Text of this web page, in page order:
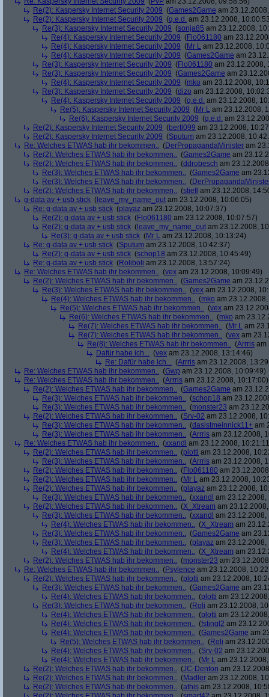
Re(2): Kaspersky Internet Security 2009 (Games2Game am
Re(2): Kaspersky Internet Security 2009 (q.e.d. am 23.12.2008,
Re(3): Kaspersky Internet Security 2009 (sonja85 am 23.12.2008,
Re(4): Kaspersky Internet Security 2009 (Flo061180 am
Re(4): Kaspersky Internet Security 2009 (Mr L am 23.12.2008,
Re(4): Kaspersky Internet Security 2009 (Games2Game am
Re(3): Kaspersky Internet Security 2009 (Flo061180 am 23.12.2008,
Re(3): Kaspersky Internet Security 2009 (Games2Game am
Re(4): Kaspersky Internet Security 2009 (mko am 23.12.2008,
Re(3): Kaspersky Internet Security 2009 (dizo am 23.12.2008,
Re(4): Kaspersky Internet Security 2009 (q.e.d. am 23.12.2008,
Re(5): Kaspersky Internet Security 2009 (Mr L am 23.12.2008,
Re(6): Kaspersky Internet Security 2009 (q.e.d. am
Re(2): Kaspersky Internet Security 2009 (bertl099 am 23.12.2008,
Re(2): Kaspersky Internet Security 2009 (Sputum am 23.12.2008,
Re: Welches ETWAS hab ihr bekommen.. (DerPropagandaMinister am
Re(2): Welches ETWAS hab ihr bekommen.. (Games2Game am
Re(2): Welches ETWAS hab ihr bekommen.. (ddrobesch am
Re(3): Welches ETWAS hab ihr bekommen.. (Games2Game am
Re(3): Welches ETWAS hab ihr bekommen.. (
Re(2): Welches ETWAS hab ihr bekommen.. (stiefl am 23.12.2008,
g-data av + usb stick ( leave_my_name_out am 23.12.2008, 10:06:05)
Re: g-data av + usb stick (playaz am 23.12.2008, 10:07:37)
Re(2): g-data av + usb stick (Flo061180 am 23.12.2008, 10:07:57)
Re(2): g-data av + usb stick ( leave_my_name_out am 23.12.2008,
Re(3): g-data av + usb stick (Mr L am 23.12.2008, 10:13:24)
Re: g-data av + usb stick (Sputum am 23.12.2008, 10:42:37)
Re(2): g-data av + usb stick (schop18 am 23.12.2008, 10:45:49)
Re: g-data av + usb stick (Roliboli am 23.12.2008, 13:57:24)
Re: Welches ETWAS hab ihr bekommen.. (vex am 23.12.2008, 10:09:49)
Re(2): Welches ETWAS hab ihr bekommen.. (Games2Game am
Re(3): Welches ETWAS hab ihr bekommen.. (vex am 23.12.2008,
Re(4): Welches ETWAS hab ihr bekommen.. (mko am
Re(5): Welches ETWAS hab ihr bekommen.. (vex am
Re(6): Welches ETWAS hab ihr bekommen.. (mko am
Re(7): Welches ETWAS hab ihr bekommen.. (Mr L am
Re(7): Welches ETWAS hab ihr bekommen.. (vex am
Re(8): Welches ETWAS hab ihr bekommen.. (Arrris am
Dafür habe ich... (vex am 23.12.2008, 13:14:46)
Re: Dafür habe ich... (Arrris am 23.12.2008,
Re: Welches ETWAS hab ihr bekommen.. (Gwp am 23.12.2008, 10:09:49)
Re: Welches ETWAS hab ihr bekommen.. (Arrris am 23.12.2008, 10:17:00)
Re(2): Welches ETWAS hab ihr bekommen.. (Games2Game am
Re(3): Welches ETWAS hab ihr bekommen.. (schop18 am
Re(3): Welches ETWAS hab ihr bekommen.. (monster23 am
Re(2): Welches ETWAS hab ihr bekommen.. (Srv-02 am 23.12.2008,
Re(3): Welches ETWAS hab ihr bekommen.. (dasistmeinnick11+ am
Re(3): Welches ETWAS hab ihr bekommen.. (Arrris am 23.12.2008,
Re: Welches ETWAS hab ihr bekommen.. (xxandl am 23.12.2008,
Re(2): Welches ETWAS hab ihr bekommen.. (plotti am 23.12.2008,
Re(3): Welches ETWAS hab ihr bekommen.. (Arrris am 23.12.2008,
Re(2): Welches ETWAS hab ihr bekommen.. (Flo061180 am
Re(2): Welches ETWAS hab ihr bekommen.. (Mr L am 23.12.2008,
Re(2): Welches ETWAS hab ihr bekommen.. (playaz am 23.12.2008,
Re(3): Welches ETWAS hab ihr bekommen.. (xxandl am 23.12.2008,
Re(2): Welches ETWAS hab ihr bekommen.. (X_Xtream am
Re(3): Welches ETWAS hab ihr bekommen.. (xxandl am 23.12.2008,
Re(4): Welches ETWAS hab ihr bekommen.. (X_Xtream am
Re(3): Welches ETWAS hab ihr bekommen.. (Games2Game am
Re(3): Welches ETWAS hab ihr bekommen.. (playaz am 23.12.2008,
Re(4): Welches ETWAS hab ihr bekommen.. (X_Xtream am
Re(2): Welches ETWAS hab ihr bekommen.. (monster23 am
Re: Welches ETWAS hab ihr bekommen.. (Psylence am 23.12.2008,
Re(2): Welches ETWAS hab ihr bekommen.. (plotti am 23.12.2008,
Re(3): Welches ETWAS hab ihr bekommen.. (Games2Game am
Re(4): Welches ETWAS hab ihr bekommen.. (plotti am
Re(3): Welches ETWAS hab ihr bekommen.. (Roli am 23.12.2008,
Re(4): Welches ETWAS hab ihr bekommen.. (plotti am
Re(4): Welches ETWAS hab ihr bekommen.. (fstingl2 am
Re(4): Welches ETWAS hab ihr bekommen.. (Games2Game am
Re(5): Welches ETWAS hab ihr bekommen.. (Roli am
Re(4): Welches ETWAS hab ihr bekommen.. (Srv-02 am
Re(4): Welches ETWAS hab ihr bekommen.. (Mr L am
Re(2): Welches ETWAS hab ihr bekommen.. (JC-Denton am
Re(2): Welches ETWAS hab ihr bekommen.. (Madler am 23.12.2008,
Re(2): Welches ETWAS hab ihr bekommen.. (athis am 23.12.2008,